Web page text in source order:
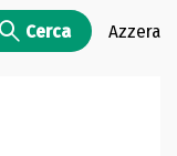
Cerca Azzera